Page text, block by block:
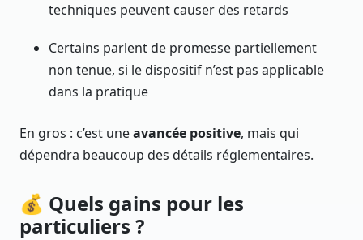
techniques peuvent causer des retards
Certains parlent de promesse partiellement
non tenue, si le dispositif n’est pas applicable
dans la pratique
En gros : c’est uneavancée positive, mais qui
dépendra beaucoup des détails réglementaires.
💰 Quels gains pour les
particuliers ?